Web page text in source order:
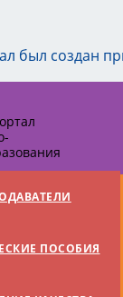
был создан
ПОСОБИЯ